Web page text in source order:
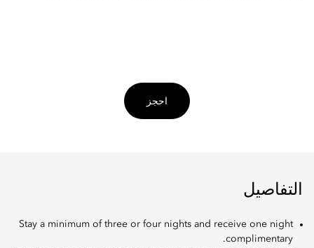
احجز
التفاصيل
Stay a minimum of three or four nights and receive one night
complimentary.